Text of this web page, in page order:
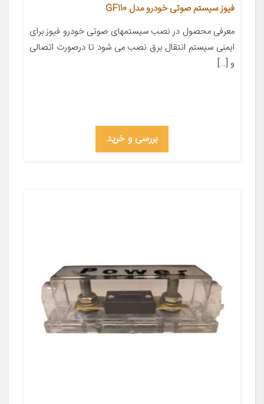
فیوز سیستم صوتی خودرو مدل GF110
معرفی محصول در نصب سیستمهای صوتی خودرو فیوز برای
ایمنی سیستم انتقال برق نصب می شود تا درصورت اتصالی
و […]
بررسی و خرید